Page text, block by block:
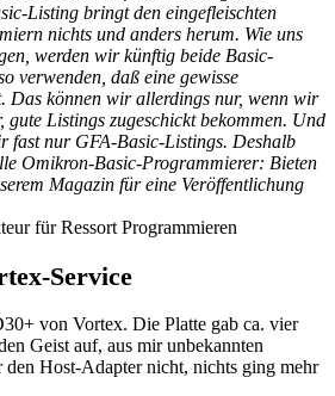
Listing bringt den eingefleischten
nichts und anders herum. Wie uns
werden wir künftig beide Basic-
verwenden, daß eine gewisse
Das können wir allerdings nur, wenn wir
gute Listings zugeschickt bekommen. Und
fast nur GFA-Basic-Listings. Deshalb
Omikron-Basic-Programmierer: Bieten
Magazin für eine Veröffentlichung
für Ressort Programmieren
Service
von Vortex. Die Platte gab ca. vier
Geist auf, aus mir unbekannten
den Host-Adapter nicht, nichts ging mehr